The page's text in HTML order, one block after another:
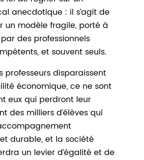
anecdotique : il s’agit de
un modèle fragile, porté à
des professionnels
et souvent seuls.
professeurs disparaissent
économique, ce ne sont
eux qui perdront leur
des milliers d’élèves qui
durable, et la société
un levier d’égalité et de